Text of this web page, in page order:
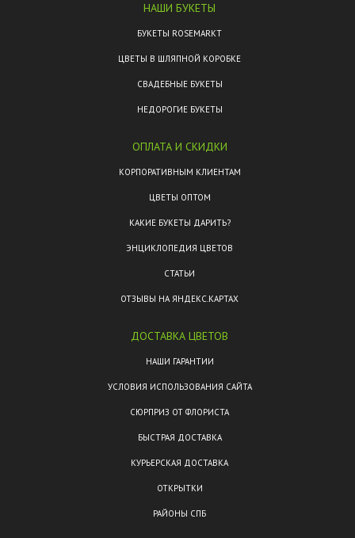
НАШИ БУКЕТЫ
БУКЕТЫ ROSEMARKT
ЦВЕТЫ В ШЛЯПНОЙ КОРОБКЕ
СВАДЕБНЫЕ БУКЕТЫ
НЕДОРОГИЕ БУКЕТЫ
ОПЛАТА И СКИДКИ
КОРПОРАТИВНЫМ КЛИЕНТАМ
ЦВЕТЫ ОПТОМ
КАКИЕ БУКЕТЫ ДАРИТЬ?
ЭНЦИКЛОПЕДИЯ ЦВЕТОВ
СТАТЬИ
ОТЗЫВЫ НА ЯНДЕКС.КАРТАХ
ДОСТАВКА ЦВЕТОВ
НАШИ ГАРАНТИИ
УСЛОВИЯ ИСПОЛЬЗОВАНИЯ САЙТА
СЮРПРИЗ ОТ ФЛОРИСТА
БЫСТРАЯ ДОСТАВКА
КУРЬЕРСКАЯ ДОСТАВКА
ОТКРЫТКИ
РАЙОНЫ СПБ